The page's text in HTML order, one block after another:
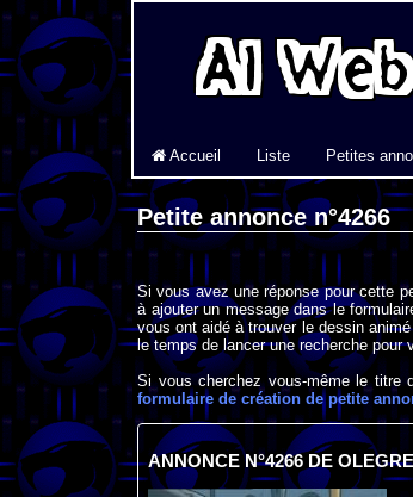
Accueil Liste Petites
Petite annonce n°4266
Si vous avez une réponse pour cette
à ajouter un message dans le
vous ont aidé à trouver le dessin
le temps de lancer une recherche pour
Si vous cherchez vous-même le titre
formulaire de création de petite
ANNONCE N°4266 DE